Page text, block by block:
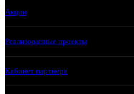
Акции
Реализованные проекты
Кабинет партнера